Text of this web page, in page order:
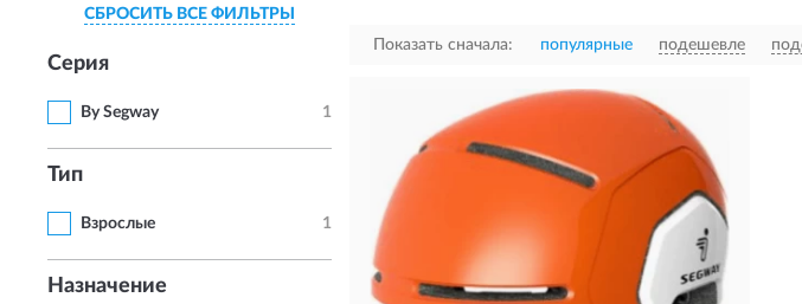
СБРОСИТЬ ВСЕ ФИЛЬТРЫ
Серия
By Segway 1
Тип
Взрослые 1
Назначение
Показать сначала: популярные подешевле